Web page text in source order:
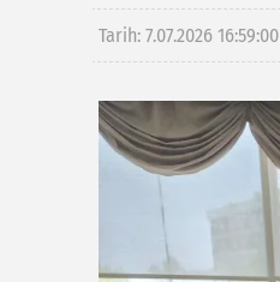
Tarih: 7.07.2026 16:59:00